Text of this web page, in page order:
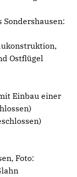
Sondershausen:
Ostflügel
Einbau einer
Foto: